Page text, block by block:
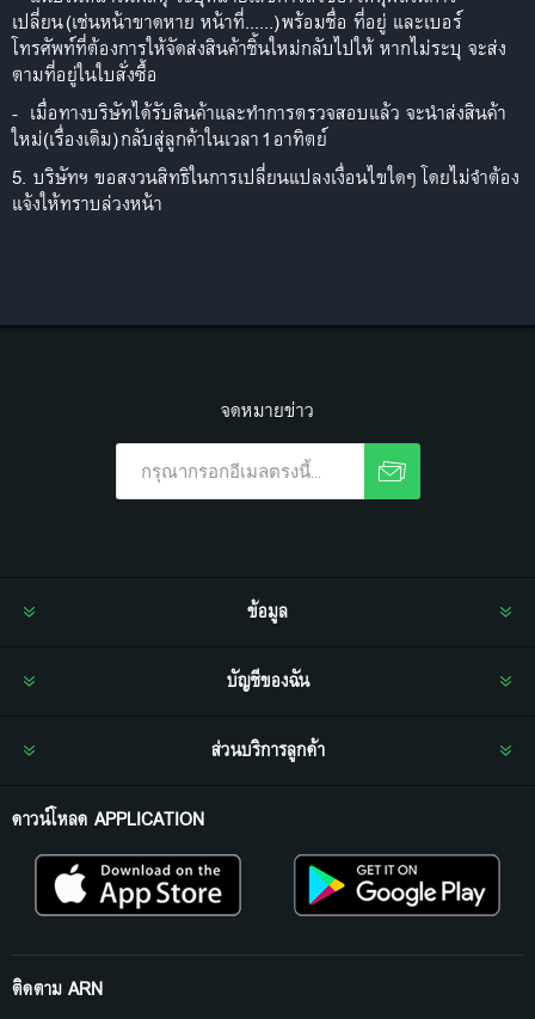
เปลี่ยน(เช่นหน้าขาดหาย หน้าที่......)พร้อมชื่อ ที่อยู่ และเบอร์
โทรศัพท์ที่ต้องการให้จัดส่งสินค้าชิ้นใหม่กลับไปให้ หากไม่ระบุ จะส่ง
ตามที่อยู่ในใบสั่งซื้อ
- เมื่อทางบริษัทได้รับสินค้าและทำการตรวจสอบแล้ว จะนำส่งสินค้า
ใหม่(เรื่องเดิม)กลับสู่ลูกค้าในเวลา1อาทิตย์
5. บริษัทฯ ขอสงวนสิทธิในการเปลี่ยนแปลงเงื่อนไขใดๆ โดยไม่จำต้อง
แจ้งให้ทราบล่วงหน้า
จดหมายข่าว
ข้อมูล
บัญชีของฉัน
ส่วนบริการลูกค้า
ดาวน์โหลด APPLICATION
ติดตาม ARN